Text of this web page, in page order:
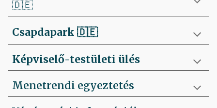
🇩🇪
Csapdapark 🇩🇪
Képviselő-testületi ülés
Menetrendi egyeztetés